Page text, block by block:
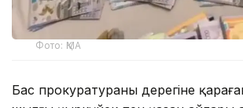
Фото: ҚМА
Бас прокуратураның дерегіне